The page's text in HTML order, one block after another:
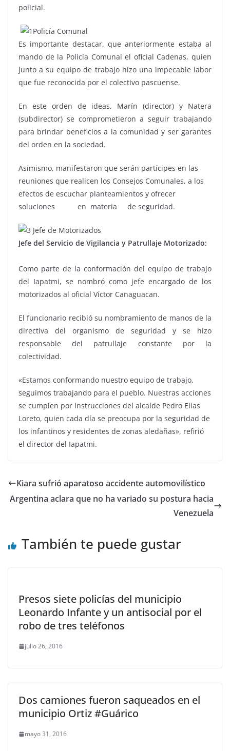
policial.
Es importante destacar, que anteriormente estaba al
mando de la Policía Comunal el oficial Cadenas, quien
junto a su equipo de trabajo hizo una impecable labor
que fue reconocida por el colectivo pascuense.
En este orden de ideas, Marín (director) y Natera
(subdirector) se comprometieron a seguir trabajando
para brindar beneficios a la comunidad y ser garantes
del orden en la sociedad.
Asimismo, manifestaron que serán partícipes en las
reuniones que realicen los Consejos Comunales, a los
efectos de escuchar planteamientos y ofrecer
soluciones en materia de seguridad.
Jefe del Servicio de Vigilancia y Patrullaje Motorizado:
Como parte de la conformación del equipo de trabajo
del Iapatmi, se nombró como jefe encargado de los
motorizados al oficial Víctor Canaguacan.
El funcionario recibió su nombramiento de manos de la
directiva del organismo de seguridad y se hizo
responsable del patrullaje constante por la
colectividad.
«Estamos conformando nuestro equipo de trabajo,
seguimos trabajando para el pueblo. Nuestras acciones
se cumplen por instrucciones del alcalde Pedro Elías
Loreto, quien cada día se preocupa por la seguridad de
los infantinos y residentes de zonas aledañas», refirió
el director del Iapatmi.
Kiara sufrió aparatoso accidente automovilístico
Argentina aclara que no ha variado su postura hacia
Venezuela
También te puede gustar
Presos siete policías del municipio
Leonardo Infante y un antisocial por el
robo de tres teléfonos
julio 26, 2016
Dos camiones fueron saqueados en el
municipio Ortiz #Guárico
mayo 31, 2016